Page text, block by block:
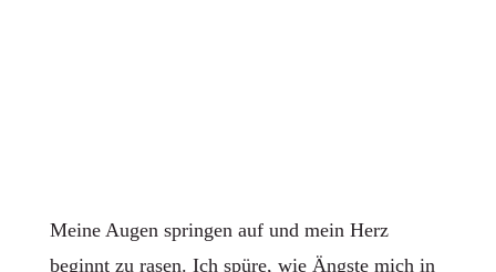
Meine Augen springen auf und mein Herz
beginnt zu rasen. Ich spüre, wie Ängste mich in